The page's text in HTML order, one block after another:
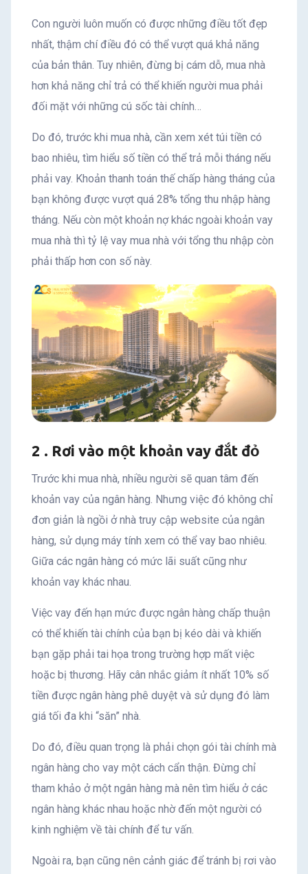
Con người luôn muốn có được những điều tốt đẹp
nhất, thậm chí điều đó có thể vượt quá khả năng
của bản thân. Tuy nhiên, đừng bị cám dỗ, mua nhà
hơn khả năng chỉ trả có thể khiến người mua phải
đối mặt với những cú sốc tài chính…
Do đó, trước khi mua nhà, cần xem xét túi tiền có
bao nhiêu, tìm hiểu số tiền có thể trả mỗi tháng nếu
phải vay. Khoản thanh toán thế chấp hàng tháng của
bạn không được vượt quá 28% tổng thu nhập hàng
tháng. Nếu còn một khoản nợ khác ngoài khoản vay
mua nhà thì tỷ lệ vay mua nhà với tổng thu nhập còn
phải thấp hơn con số này.
2 . Rơi vào một khoản vay đắt đỏ
Trước khi mua nhà, nhiều người sẽ quan tâm đến
khoản vay của ngân hàng. Nhưng việc đó không chỉ
đơn giản là ngồi ở nhà truy cập website của ngân
hàng, sử dụng máy tính xem có thể vay bao nhiêu.
Giữa các ngân hàng có mức lãi suất cũng như
khoản vay khác nhau.
Việc vay đến hạn mức được ngân hàng chấp thuận
có thể khiến tài chính của bạn bị kéo dài và khiến
bạn gặp phải tai họa trong trường hợp mất việc
hoặc bị thương. Hãy cân nhắc giảm ít nhất 10% số
tiền được ngân hàng phê duyệt và sử dụng đó làm
giá tối đa khi “săn” nhà.
Do đó, điều quan trọng là phải chọn gói tài chính mà
ngân hàng cho vay một cách cẩn thận. Đừng chỉ
tham khảo ở một ngân hàng mà nên tìm hiểu ở các
ngân hàng khác nhau hoặc nhờ đến một người có
kinh nghiệm về tài chính để tư vấn.
Ngoài ra, bạn cũng nên cảnh giác để tránh bị rơi vào